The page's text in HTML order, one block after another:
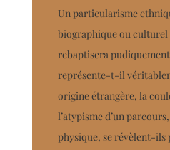
Un particularisme
biographique ou culturel
rebaptisera
représente-t-il
origine étrangère, la
l’atypisme d’un
physique, se révèlent-ils